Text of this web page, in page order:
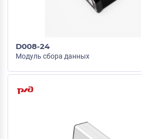
D008-24
Модуль сбора данных